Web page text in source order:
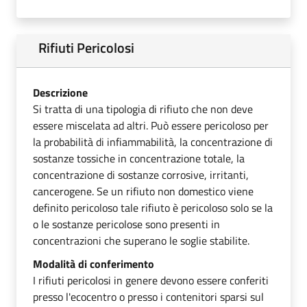
Rifiuti Pericolosi
Descrizione
Si tratta di una tipologia di rifiuto che non deve
essere miscelata ad altri. Può essere pericoloso per
la probabilità di infiammabilità, la concentrazione di
sostanze tossiche in concentrazione totale, la
concentrazione di sostanze corrosive, irritanti,
cancerogene. Se un rifiuto non domestico viene
definito pericoloso tale rifiuto è pericoloso solo se la
o le sostanze pericolose sono presenti in
concentrazioni che superano le soglie stabilite.
Modalità di conferimento
I rifiuti pericolosi in genere devono essere conferiti
presso l'ecocentro o presso i contenitori sparsi sul